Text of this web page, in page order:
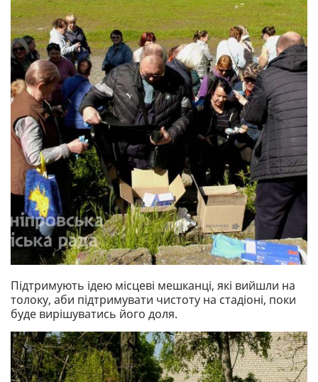
Підтримують ідею місцеві мешканці, які вийшли на
толоку, аби підтримувати чистоту на стадіоні, поки
буде вирішуватись його доля.